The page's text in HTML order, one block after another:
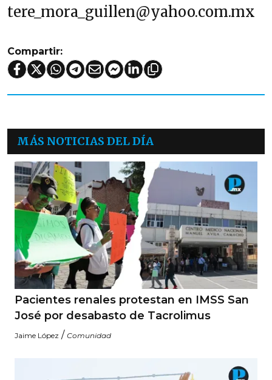
tere_mora_guillen@yahoo.com.mx
Compartir:
MÁS NOTICIAS DEL DÍA
Pacientes renales protestan en IMSS San
José por desabasto de Tacrolimus
Jaime López / Comunidad